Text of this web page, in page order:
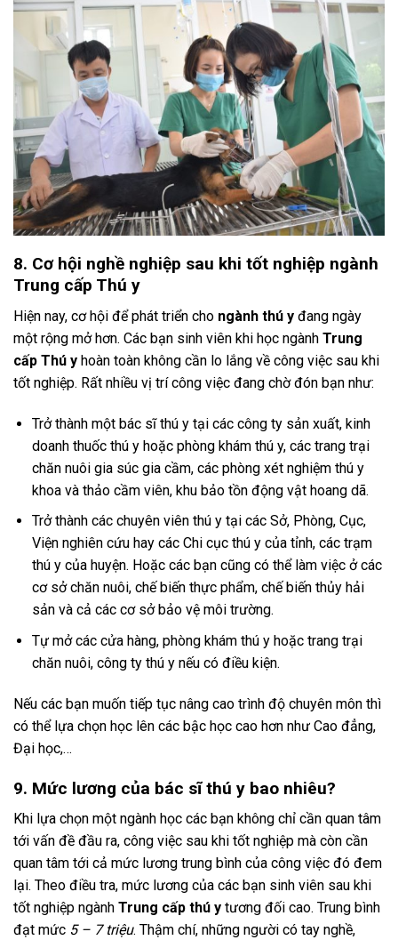
8. Cơ hội nghề nghiệp sau khi tốt nghiệp ngành
Trung cấp Thú y
Hiện nay, cơ hội để phát triển cho ngành thú y đang ngày
một rộng mở hơn. Các bạn sinh viên khi học ngành Trung
cấp Thú y hoàn toàn không cần lo lắng về công việc sau khi
tốt nghiệp. Rất nhiều vị trí công việc đang chờ đón bạn như:
Trở thành một bác sĩ thú y tại các công ty sản xuất, kinh
doanh thuốc thú y hoặc phòng khám thú y, các trang trại
chăn nuôi gia súc gia cầm, các phòng xét nghiệm thú y
khoa và thảo cầm viên, khu bảo tồn động vật hoang dã.
Trở thành các chuyên viên thú y tại các Sở, Phòng, Cục,
Viện nghiên cứu hay các Chi cục thú y của tỉnh, các trạm
thú y của huyện. Hoặc các bạn cũng có thể làm việc ở các
cơ sở chăn nuôi, chế biến thực phẩm, chế biến thủy hải
sản và cả các cơ sở bảo vệ môi trường.
Tự mở các cửa hàng, phòng khám thú y hoặc trang trại
chăn nuôi, công ty thú y nếu có điều kiện.
Nếu các bạn muốn tiếp tục nâng cao trình độ chuyên môn thì
có thể lựa chọn học lên các bậc học cao hơn như Cao đẳng,
Đại học,…
9. Mức lương của bác sĩ thú y bao nhiêu?
Khi lựa chọn một ngành học các bạn không chỉ cần quan tâm
tới vấn đề đầu ra, công việc sau khi tốt nghiệp mà còn cần
quan tâm tới cả mức lương trung bình của công việc đó đem
lại. Theo điều tra, mức lương của các bạn sinh viên sau khi
tốt nghiệp ngành Trung cấp thú y tương đối cao. Trung bình
đạt mức 5 – 7 triệu. Thậm chí, những người có tay nghề,